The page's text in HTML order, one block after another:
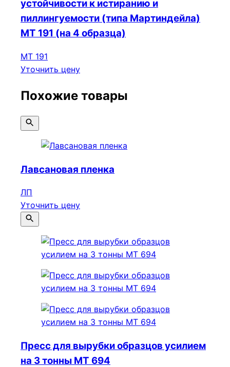
устойчивости к истиранию и
пиллингуемости (типа Мартиндейла)
МТ 191 (на 4 образца)
МТ 191
Уточнить цену
Похожие товары
Лавсановая пленка
ЛП
Уточнить цену
Пресс для вырубки образцов усилием
на 3 тонны МТ 694